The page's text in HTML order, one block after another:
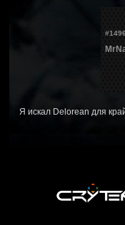
Я искал Delorean для